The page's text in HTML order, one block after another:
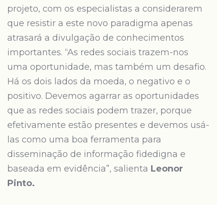
projeto, com os especialistas a considerarem
que resistir a este novo paradigma apenas
atrasará a divulgação de conhecimentos
importantes. “As redes sociais trazem-nos
uma oportunidade, mas também um desafio.
Há os dois lados da moeda, o negativo e o
positivo. Devemos agarrar as oportunidades
que as redes sociais podem trazer, porque
efetivamente estão presentes e devemos usá-
las como uma boa ferramenta para
disseminação de informação fidedigna e
baseada em evidência”, salienta Leonor
Pinto.